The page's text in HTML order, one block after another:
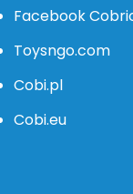
Facebook
Toysngo.com
Cobi.pl
Cobi.eu